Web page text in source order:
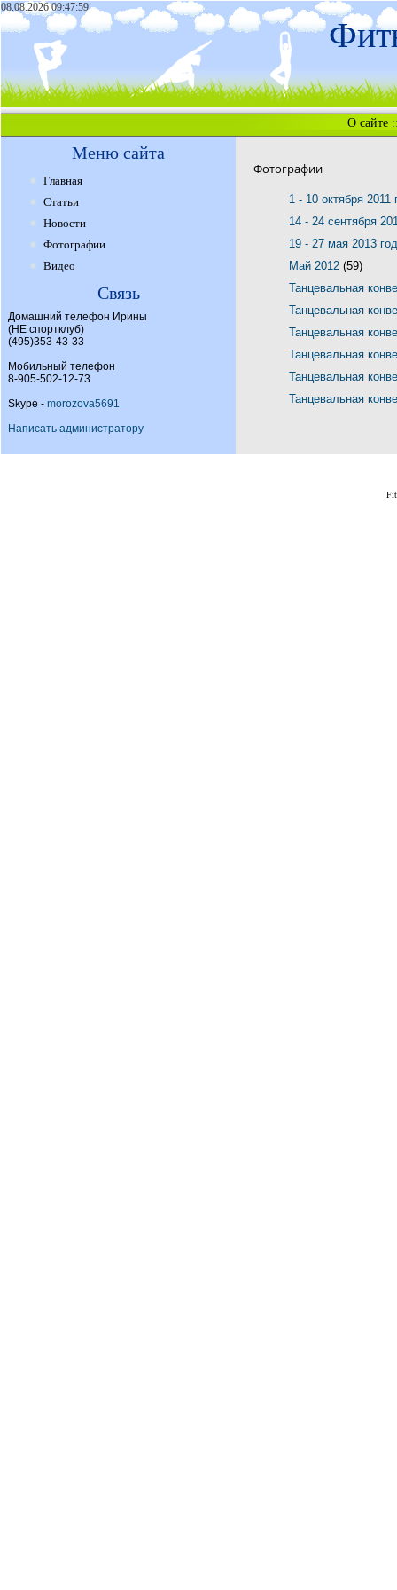
08.08.2026 09:47:59
О сайте
Меню сайта
Главная
Статьи
Новости
Фотографии
Видео
Связь
Домашний телефон Ирины
(НЕ спортклуб)
(495)353-43-33
Мобильный телефон
8-905-502-12-73
Skype - morozova5691
Написать администратору
Фотографии
1 - 10 октября 2011
14 - 24 сентября
19 - 27 мая 2013
Май 2012 (59)
Танцевальная
Танцевальная
Танцевальная
Танцевальная
Танцевальная
Танцевальная